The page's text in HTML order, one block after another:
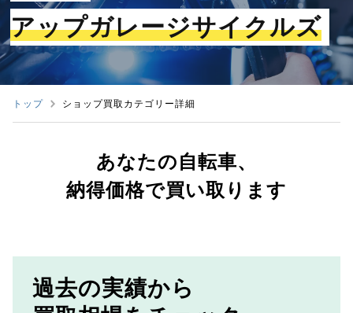
アップガレージサイクルズ
トップ ショップ買取カテゴリー詳細
あなたの自転車、
納得価格で買い取ります
過去の実績から